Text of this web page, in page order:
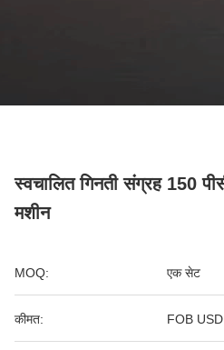
स्वचालित गिनती संग्रह 150
मशीन
MOQ: एक सेट
कीमत: